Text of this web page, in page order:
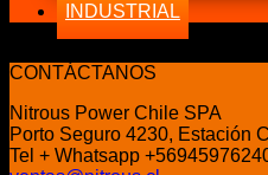
INDUSTRIAL
CONTÁCTANOS
Nitrous Power Chile SPA
Porto Seguro 4230, Estación
Tel + Whatsapp